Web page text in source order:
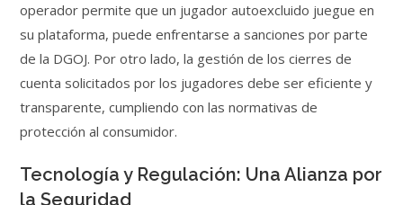
operador permite que un jugador autoexcluido juegue en
su plataforma, puede enfrentarse a sanciones por parte
de la DGOJ. Por otro lado, la gestión de los cierres de
cuenta solicitados por los jugadores debe ser eficiente y
transparente, cumpliendo con las normativas de
protección al consumidor.
Tecnología y Regulación: Una Alianza por
la Seguridad